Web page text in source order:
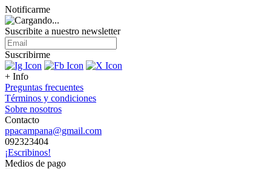
Notificarme
Suscribite a nuestro newsletter
Suscribirme
+ Info
Preguntas frecuentes
Términos y condiciones
Sobre nosotros
Contacto
ppacampana@gmail.com
092323404
¡Escribinos!
Medios de pago